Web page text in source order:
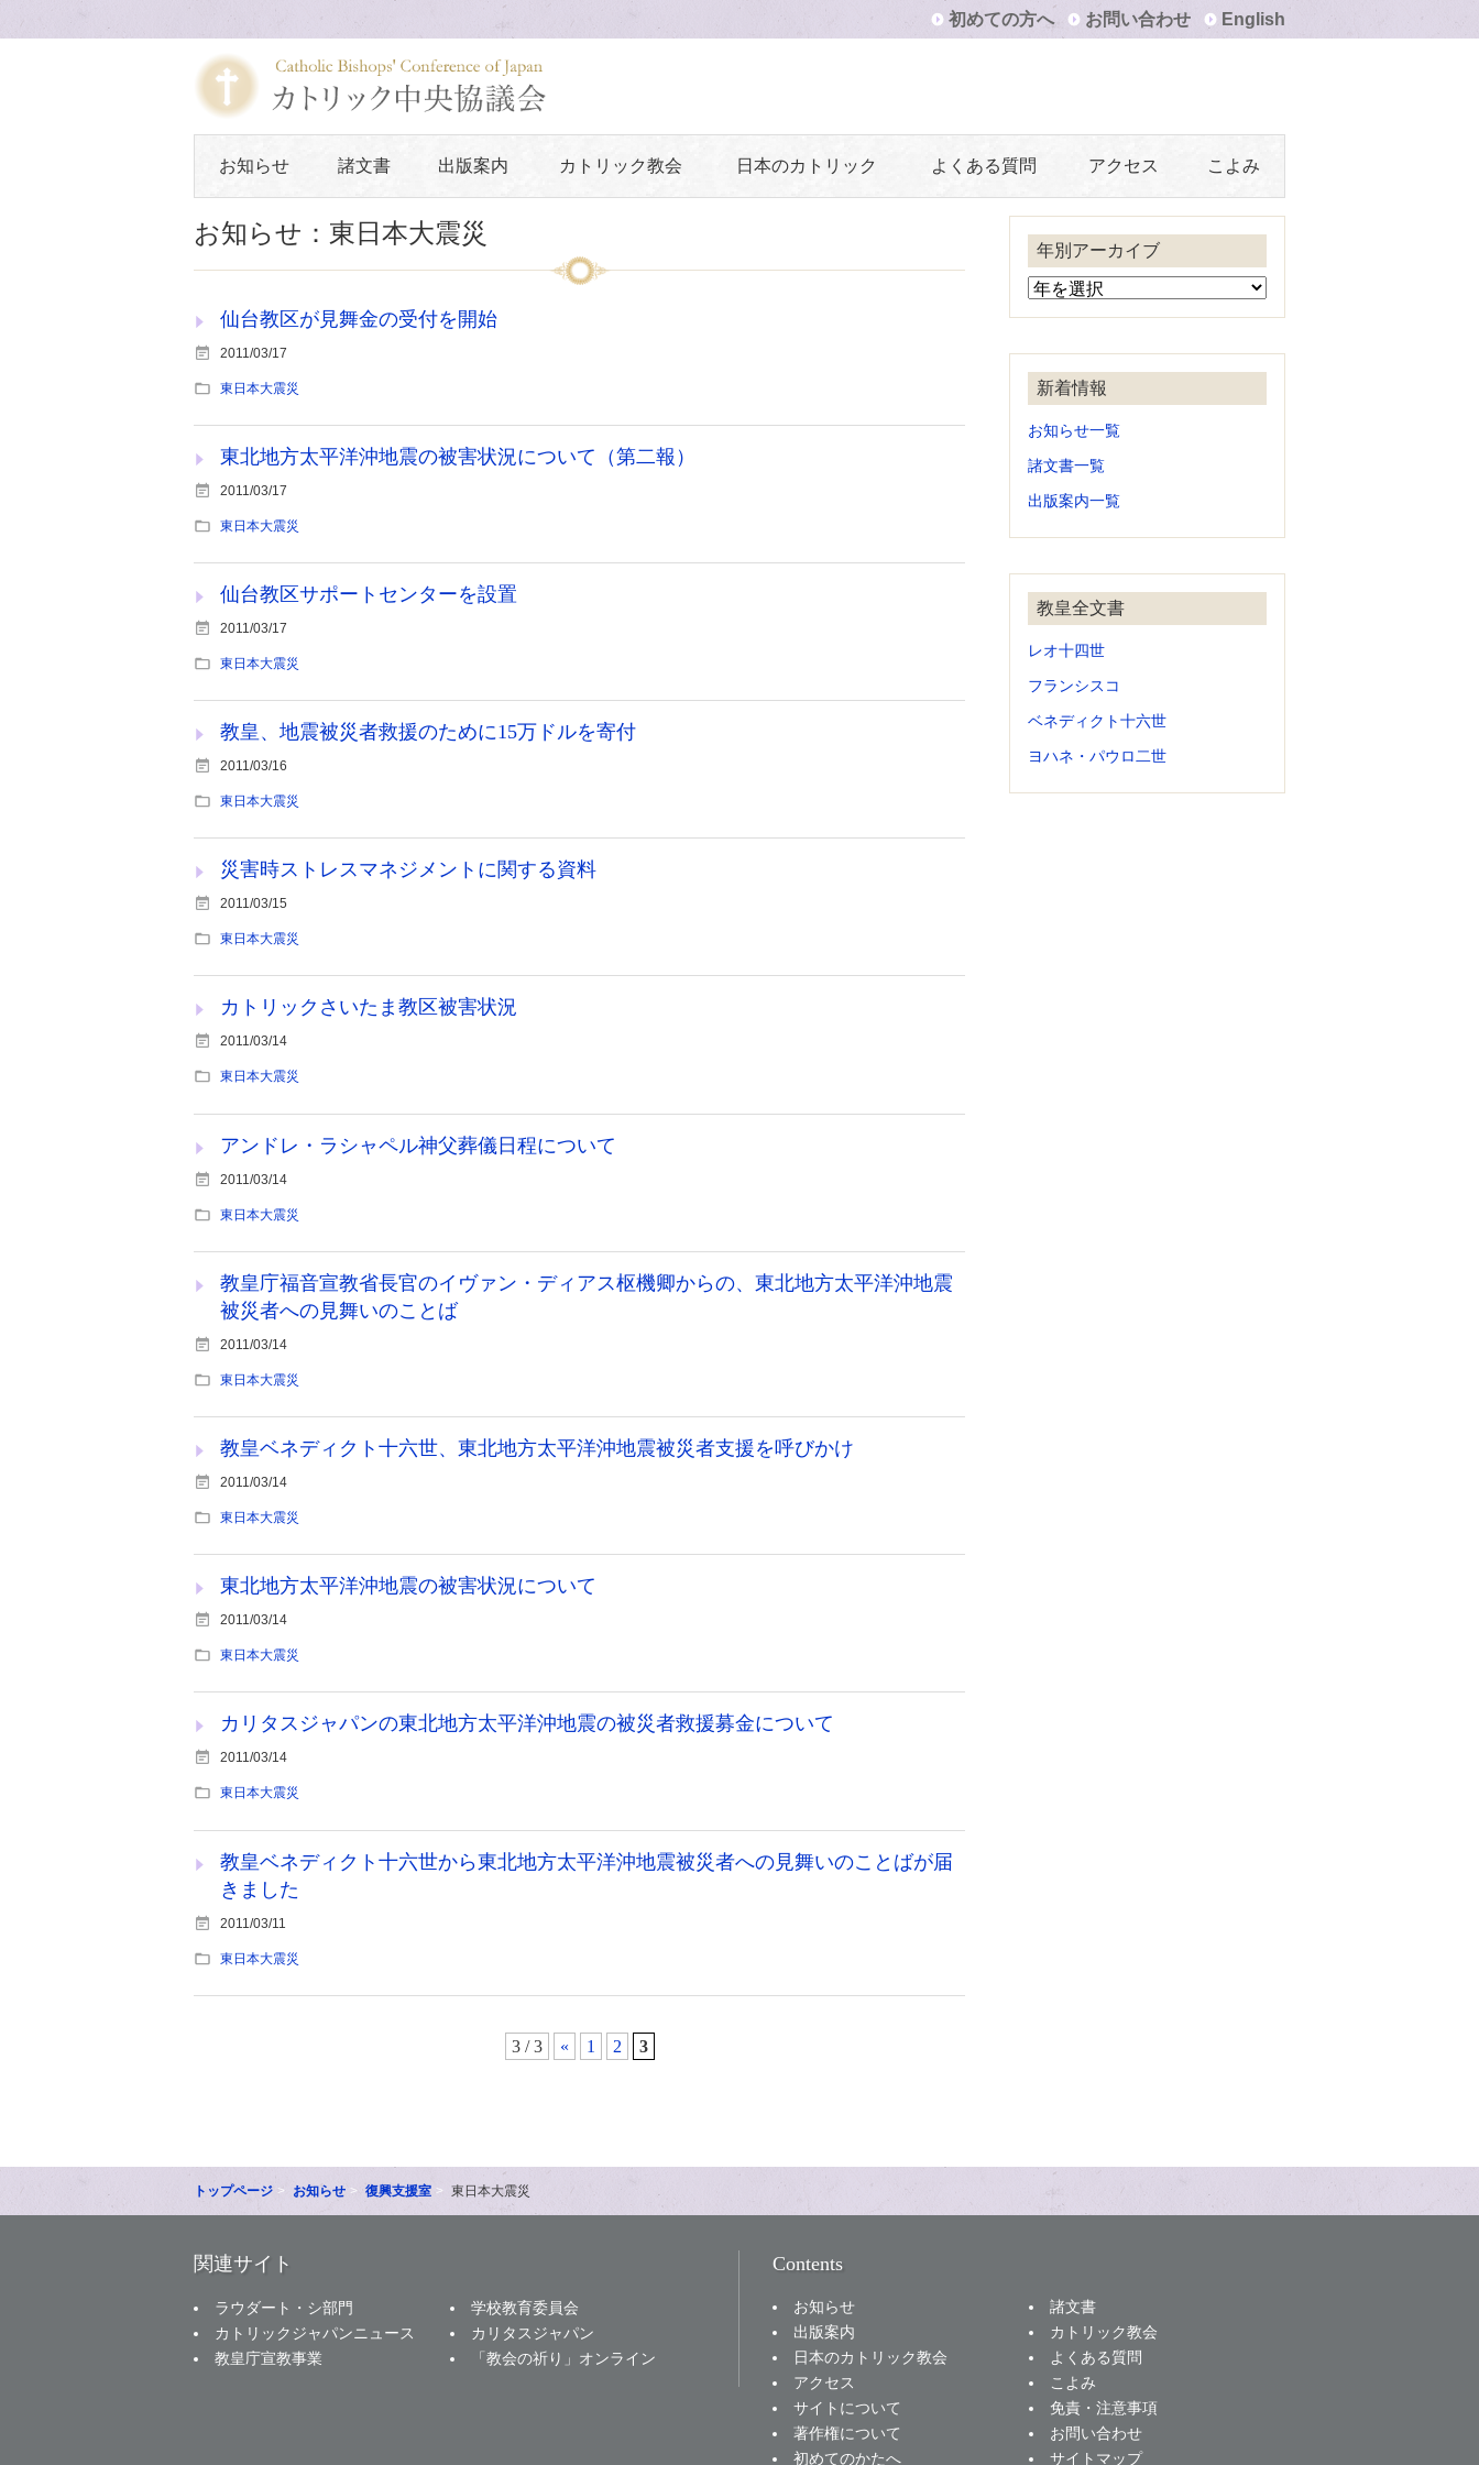
初めての方へ お問い合わせ English
お知らせ 諸文書 出版案内 カトリック教会 日本のカトリック よくある質問 アクセス こよみ
お知らせ：東日本大震災
仙台教区が見舞金の受付を開始
2011/03/17
東日本大震災
東北地方太平洋沖地震の被害状況について（第二報）
2011/03/17
東日本大震災
仙台教区サポートセンターを設置
2011/03/17
東日本大震災
教皇、地震被災者救援のために15万ドルを寄付
2011/03/16
東日本大震災
災害時ストレスマネジメントに関する資料
2011/03/15
東日本大震災
カトリックさいたま教区被害状況
2011/03/14
東日本大震災
アンドレ・ラシャペル神父葬儀日程について
2011/03/14
東日本大震災
教皇庁福音宣教省長官のイヴァン・ディアス枢機卿からの、東北地方太平洋沖地震
被災者への見舞いのことば
2011/03/14
東日本大震災
教皇ベネディクト十六世、東北地方太平洋沖地震被災者支援を呼びかけ
2011/03/14
東日本大震災
東北地方太平洋沖地震の被害状況について
2011/03/14
東日本大震災
カリタスジャパンの東北地方太平洋沖地震の被災者救援募金について
2011/03/14
東日本大震災
教皇ベネディクト十六世から東北地方太平洋沖地震被災者への見舞いのことばが届
きました
2011/03/11
東日本大震災
3 / 3 « 1 2 3
年別アーカイブ
新着情報
お知らせ一覧
諸文書一覧
出版案内一覧
教皇全文書
レオ十四世
フランシスコ
ベネディクト十六世
ヨハネ・パウロ二世
トップページ お知らせ 復興支援室 東日本大震災
関連サイト
ラウダート・シ部門
学校教育委員会
カトリックジャパンニュース
カリタスジャパン
教皇庁宣教事業
「教会の祈り」オンライン
Contents
お知らせ
諸文書
出版案内
カトリック教会
日本のカトリック教会
よくある質問
アクセス
こよみ
サイトについて
免責・注意事項
著作権について
お問い合わせ
初めてのかたへ
サイトマップ